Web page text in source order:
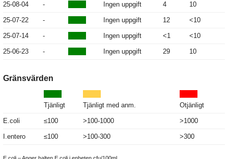
25-08-04 - Ingen uppgift 4 10
25-07-22 - Ingen uppgift 12 <10
25-07-14 - Ingen uppgift <1 <10
25-06-23 - Ingen uppgift 29 10
Gränsvärden
Tjänligt Tjänligt med anm. Otjänligt
E.coli ≤100 >100-1000 >1000
I.entero ≤100 >100-300 >300